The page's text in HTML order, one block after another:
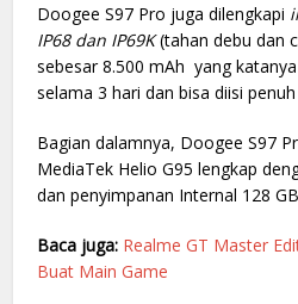
Doogee S97 Pro juga dilengkapi
IP68 dan IP69K(tahan debu dan
sebesar 8.500 mAh yang
selama 3 hari dan bisa diisi
Bagian dalamnya, Doogee S97
MediaTek Helio G95 lengkap
dan penyimpanan Internal 128
Baca juga: Realme GT Master
Buat Main Game